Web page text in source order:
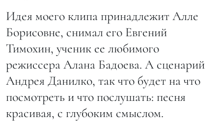
Идея моего клипа принадлежит Алле
Борисовне, снимал его Евгений
Тимохин, ученик ее любимого
режиссера Алана Бадоева. А сценарий
Андрея Данилко, так что будет на что
посмотреть и что послушать: песня
красивая, с глубоким смыслом.